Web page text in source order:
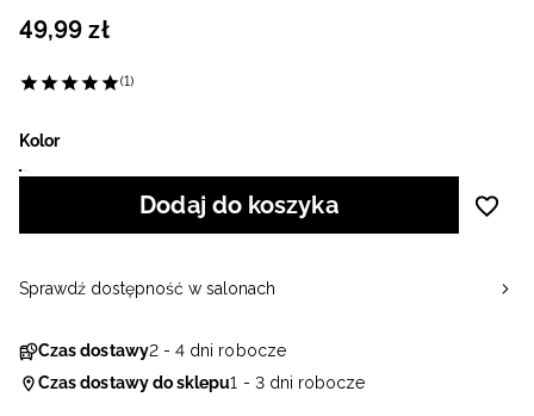
49,99 zł
(1)
Kolor
Dodaj do koszyka
Czas dostawy2 - 4 dni robocze
Czas dostawy do sklepu1 - 3 dni robocze
Sprawdź dostępność w salonach